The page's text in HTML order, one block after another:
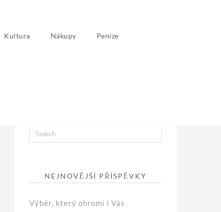
Kultura Nákupy Peníze
NEJNOVĚJŠÍ PŘÍSPĚVKY
Výběr, který ohromí i Vás